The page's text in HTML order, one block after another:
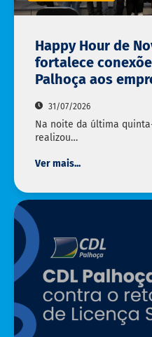
Happy Hour de
fortalece
Palhoça aos
31/07/2026
Na noite da última
realizou…
Ver mais...